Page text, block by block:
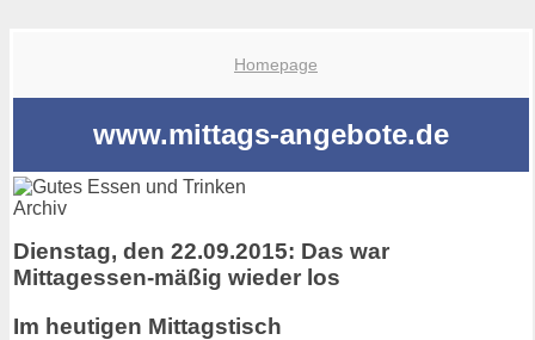
Homepage
www.mittags-angebote.de
Archiv
Dienstag, den 22.09.2015: Das war
Mittagessen-mäßig wieder los
Im heutigen Mittagstisch